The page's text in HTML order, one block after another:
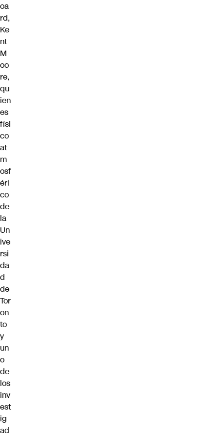
oa
rd,
Ke
nt
M
oo
re,
qu
ien
es
físi
co
at
m
osf
éri
co
de
la
Un
ive
rsi
da
d
de
Tor
on
to
y
un
o
de
los
inv
est
ig
ad